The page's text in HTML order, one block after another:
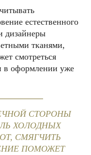
естественного
дизайнеры
тканями,
смотреться
в оформлении уже
СТОРОНЫ
ХОЛОДНЫХ
СМЯГЧИТЬ
ПОМОЖЕТ